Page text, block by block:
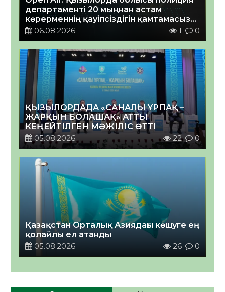
департаменті 20 мыңнан астам
көрерменнің қауіпсіздігін қамтамасыз
етті06.08.2026 1 0
ҚЫЗЫЛОРДАДА «САНАЛЫ ҰРПАҚ –
ЖАРҚЫН БОЛАШАҚ» АТТЫ
КЕҢЕЙТІЛГЕН МӘЖІЛІС ӨТТІ
05.08.2026
22 0
Қазақстан Орталық Азиядағы көшуге ең
қолайлы ел атанды
05.08.2026
26 0